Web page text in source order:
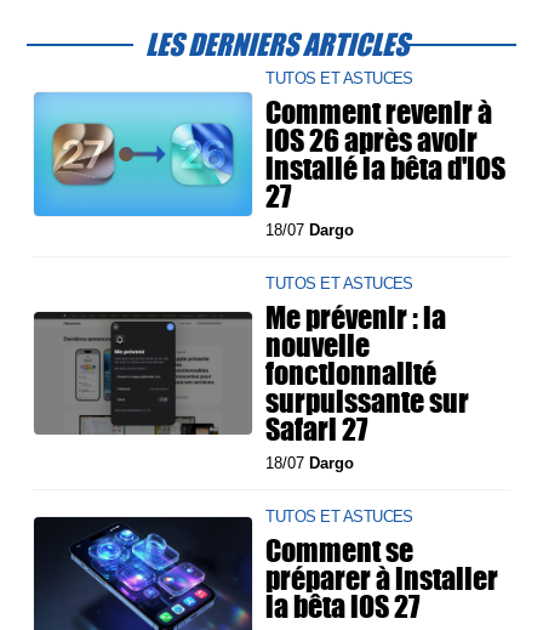
LES DERNIERS ARTICLES
TUTOS ET ASTUCES
Comment revenir à
iOS 26 après avoir
installé la bêta d'iOS
27
18/07 Dargo
TUTOS ET ASTUCES
Me prévenir : la
nouvelle
fonctionnalité
surpuissante sur
Safari 27
18/07 Dargo
TUTOS ET ASTUCES
Comment se
préparer à installer
la bêta iOS 27